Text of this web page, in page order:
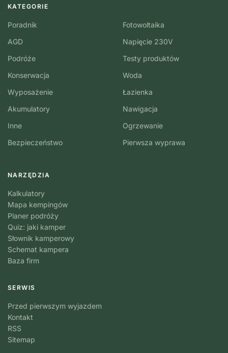
KATEGORIE
Poradnik
AGD
Podróże
Konserwacja
Wyposażenie
Akumulatory
Inne
Bezpieczeństwo
Fotowoltaika
Napięcie 230V
Testy produktów
Woda
Łazienka
Nawigacja
Ogrzewanie
Pierwsza wyprawa
NARZĘDZIA
Kalkulatory
Mapa kempingów
Planer podróży
Quiz: jaki kamper
Słownik kamperowy
Schemat kampera
Baza firm
SERWIS
Przed pierwszym wyjazdem
Kontakt
RSS
Sitemap